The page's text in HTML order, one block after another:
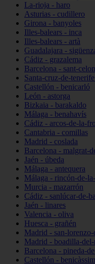
La-rioja - haro
Asturias - cudillero
Girona - banyoles
Illes-balears - inca
Illes-balears - artà
Guadalajara -
Cádiz - grazalema
Barcelona - sant-
Santa-cruz-de-
Castellón - benicarló
León - astorga
Bizkaia - barakaldo
Málaga - benahavís
Cádiz - arcos-de-la-
Cantabria - comillas
Madrid - coslada
Barcelona - malgrat-
Jaén - úbeda
Málaga - antequera
Málaga - rincón-de-
Murcia - mazarrón
Cádiz - sanlúcar-de-
Jaén - linares
Valencia - oliva
Huesca - grañén
Madrid - san-lorenzo-
Madrid - boadilla-
Barcelona - pineda-
Castellón - benicàssim